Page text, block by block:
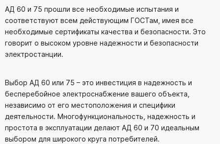
АД 60 и 75 прошли все необходимые испытания и
соответствуют всем действующим ГОСТам, имея все
необходимые сертификаты качества и безопасности. Это
говорит о высоком уровне надежности и безопасности
электростанции.
Выбор АД 60 или 75 – это инвестиция в надежность и
бесперебойное электроснабжение вашего объекта,
независимо от его местоположения и специфики
деятельности. Многофункциональность, надежность и
простота в эксплуатации делают АД 60 и 70 идеальным
выбором для широкого круга потребителей.